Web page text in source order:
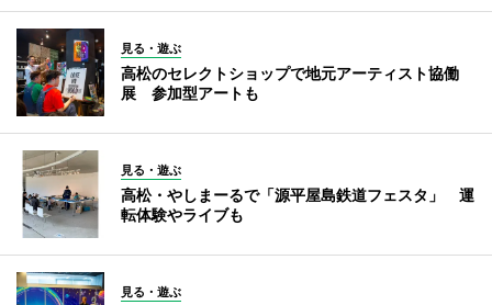
見る・遊ぶ
高松のセレクトショップで地元アーティスト協働
展 参加型アートも
見る・遊ぶ
高松・やしまーるで「源平屋島鉄道フェスタ」 運
転体験やライブも
見る・遊ぶ